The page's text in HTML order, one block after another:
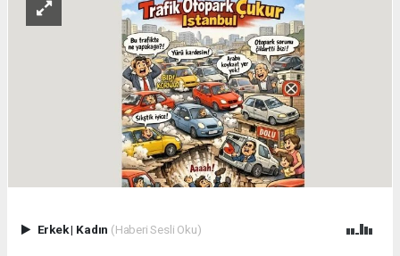
Erkek| Kadın (Haberi Sesli Oku)